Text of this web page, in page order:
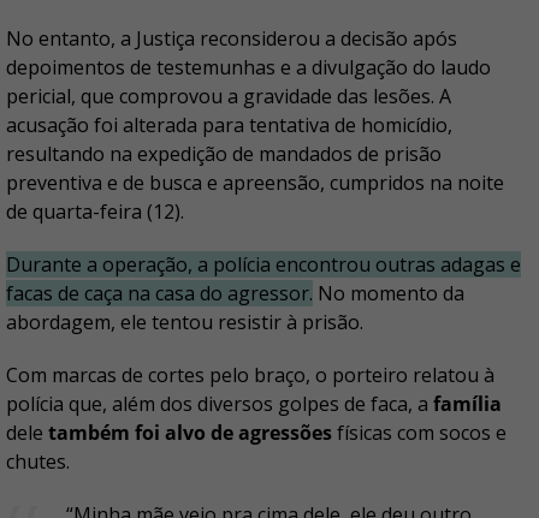
No entanto, a Justiça reconsiderou a decisão após
depoimentos de testemunhas e a divulgação do laudo
pericial, que comprovou a gravidade das lesões. A
acusação foi alterada para tentativa de homicídio,
resultando na expedição de mandados de prisão
preventiva e de busca e apreensão, cumpridos na noite
de quarta-feira (12).
Durante a operação, a polícia encontrou outras adagas e
facas de caça na casa do agressor. No momento da
abordagem, ele tentou resistir à prisão.
Com marcas de cortes pelo braço, o porteiro relatou à
polícia que, além dos diversos golpes de faca, a família
dele também foi alvo de agressõesfísicas com socos e
chutes.